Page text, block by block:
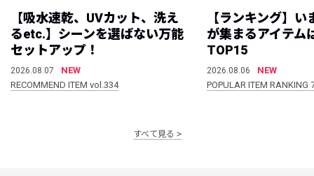
【吸水速乾、UVカット、洗え
るetc.】シーンを選ばない万能
セットアップ！
2026.08.07
NEW
RECOMMEND ITEM vol.334
【ランキング】
が集まるアイテム
TOP15
2026.08.06
NEW
POPULAR ITEM
すべて見る